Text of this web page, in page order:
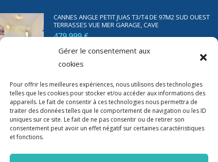
Gérer le consentement aux
cookies
Pour offrir les meilleures expériences, nous utilisons des technologies
telles que les cookies pour stocker et/ou accéder aux informations des
appareils. Le fait de consentir à ces technologies nous permettra de
traiter des données telles que le comportement de navigation ou les ID
uniques sur ce site. Le fait de ne pas consentir ou de retirer son
consentement peut avoir un effet négatif sur certaines caractéristiques
et fonctions.
CANNES ANGLE PETIT JUAS T3/T4 DE 97M2 SUD OUEST
TERRASSES VUE MER GARAGE, CAVE
479 999 €
TERRASSE PARKING
350 000 €